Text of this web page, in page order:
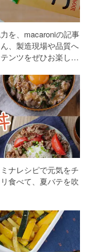
を、macaroniの記事
、製造現場や品質へ
ンツをぜひお楽しみ
ナレシピで元気をチ
食べて、夏バテを吹